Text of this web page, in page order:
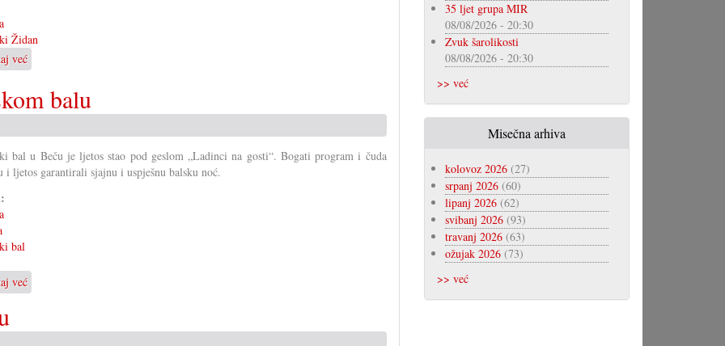
Židan
već
Hrvatski
u
Židanu
balu
bal u Beču je ljetos stao pod geslom „Ladinci na gosti“. Bogati program i čuda
i ljetos garantirali sjajnu i uspješnu balsku noć.
bal
već
Ladinci
gosti
35 ljet grupa MIR
08/08/2026 - 20:30
Zvuk šarolikosti
08/08/2026 - 20:30
>> već
Misečna arhiva
kolovoz 2026(27)
srpanj 2026(60)
lipanj 2026(62)
svibanj 2026(93)
travanj 2026(63)
ožujak 2026(73)
>> već